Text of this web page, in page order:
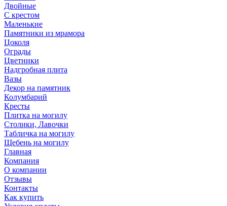
Двойные
С крестом
Маленькие
Памятники из мрамора
Цоколя
Ограды
Цветники
Надгробная плита
Вазы
Декор на памятник
Колумбарий
Кресты
Плитка на могилу
Столики, Лавочки
Табличка на могилу
Щебень на могилу
Главная
Компания
О компании
Отзывы
Контакты
Как купить